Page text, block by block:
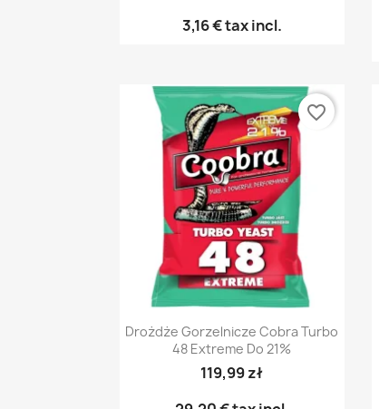
3,16 €tax incl.
Γρήγορη προβολή
Drożdże Gorzelnicze Cobra Turbo
48 Extreme Do 21%
119,99 zł
favorite_border